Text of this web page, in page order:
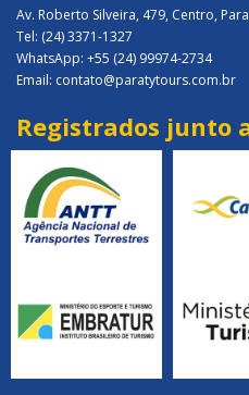
Av. Roberto Silveira, 479, Centro,
Tel: (24) 3371-1327
WhatsApp: +55 (24) 99974-2734
Email: contato@paratytours.com.br
Registrados junto